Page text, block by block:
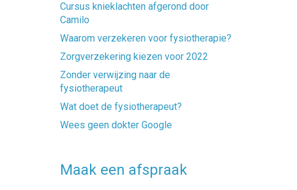
Cursus knieklachten afgerond door
Camilo
Waarom verzekeren voor fysiotherapie?
Zorgverzekering kiezen voor 2022
Zonder verwijzing naar de
fysiotherapeut
Wat doet de fysiotherapeut?
Wees geen dokter Google
Maak een afspraak